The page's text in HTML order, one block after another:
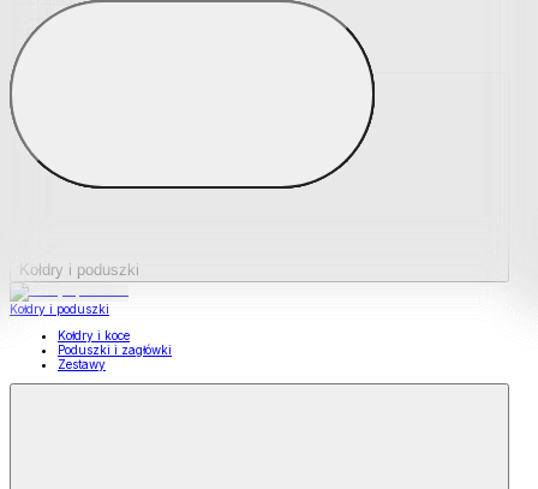
Podkładki na materace
Materace nawierzchniowe
Kołdry i poduszki
Kołdry i poduszki
Kołdry i koce
Poduszki i zagłówki
Zestawy